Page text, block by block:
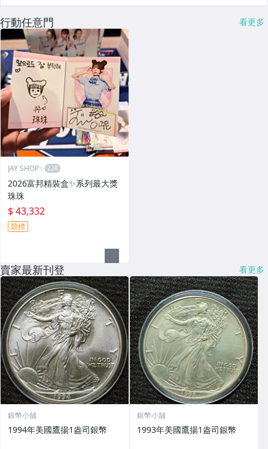
行動任意門 看更多
JAY SHOP✨
2026富邦精裝盒✨系列最大獎
珠珠
$ 43,332
競標
賣家最新刊登 看更多
銀幣小舖
1994年美國鷹揚1盎司銀幣
銀幣小舖
1993年美國鷹揚1盎司銀幣